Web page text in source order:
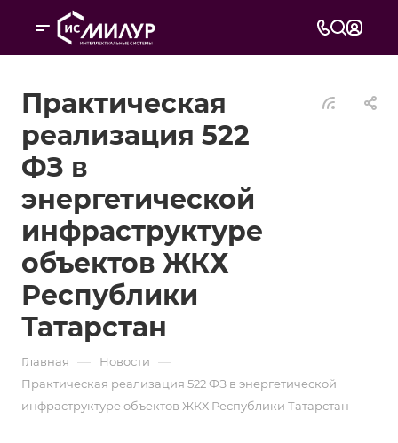
Практическая
реализация 522
ФЗ в
энергетической
инфраструктуре
объектов ЖКХ
Республики
Татарстан
Главная — Новости —
Практическая реализация 522 ФЗ в энергетической
инфраструктуре объектов ЖКХ Республики Татарстан